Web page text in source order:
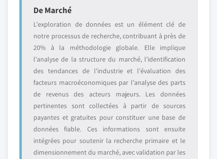
De Marché
L'exploration de données est un élément clé de
notre processus de recherche, contribuant à près de
20% à la méthodologie globale. Elle implique
l'analyse de la structure du marché, l'identification
des tendances de l'industrie et l'évaluation des
facteurs macroéconomiques par l'analyse des parts
de revenus des acteurs majeurs. Les données
pertinentes sont collectées à partir de sources
payantes et gratuites pour constituer une base de
données fiable. Ces informations sont ensuite
intégrées pour soutenir la recherche primaire et le
dimensionnement du marché, avec validation par les